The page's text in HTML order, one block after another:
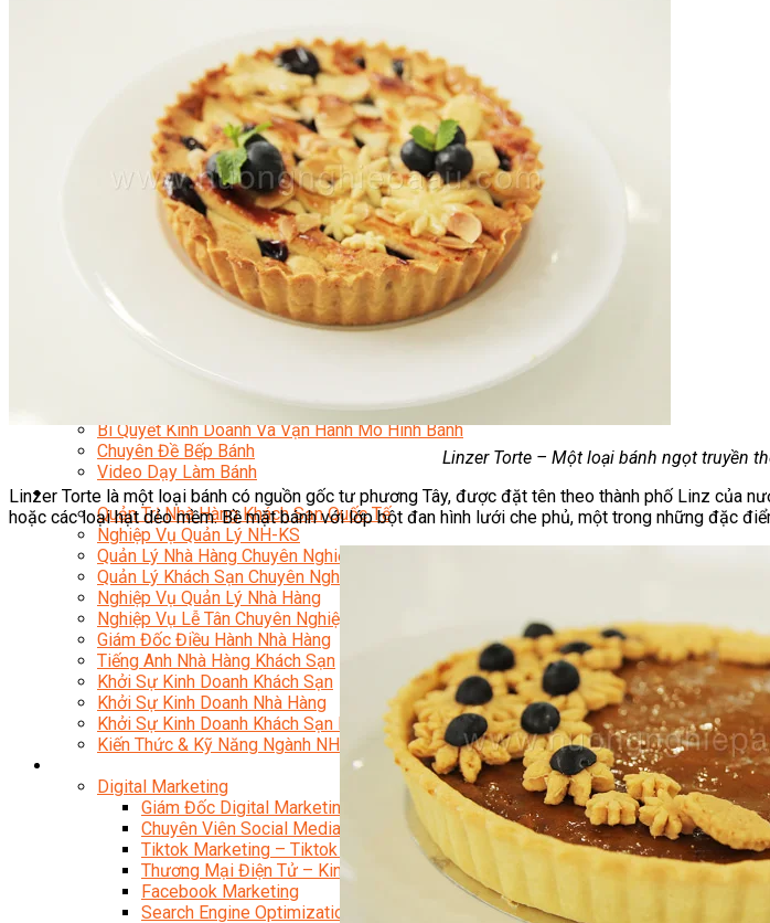
Kinh Doanh Chuỗi Và Nhượng Quyền
Tiếng Anh Chuyên Ngành Pha Chế
Học Làm Kem
Học Pha Chế Trà Sữa
Chuyên Đề Pha Chế
Video Dạy Pha Chế
Nghiệp Vụ Bếp Trưởng Bếp Bánh
Nghiệp Vụ Bếp Bánh Quốc Tế
Nghiệp Vụ Quản Lý Bếp Bánh
Nghiệp Vụ Bánh Kem
Bánh Nhật
Bánh Mì Nâng Cao
Bánh Đài Loan
Bánh Kinh Doanh
Handmade Mini Cake
Bí Quyết Kinh Doanh Và Vận Hành Mô Hình Bánh
Chuyên Đề Bếp Bánh
Video Dạy Làm Bánh
Quản Trị NHKS
Quản Trị Nhà Hàng Khách Sạn Quốc Tế
Nghiệp Vụ Quản Lý NH-KS
Quản Lý Nhà Hàng Chuyên Nghiệp
Quản Lý Khách Sạn Chuyên Nghiệp
Nghiệp Vụ Quản Lý Nhà Hàng
Nghiệp Vụ Lễ Tân Chuyên Nghiệp
Giám Đốc Điều Hành Nhà Hàng
Tiếng Anh Nhà Hàng Khách Sạn
Khởi Sự Kinh Doanh Khách Sạn
Khởi Sự Kinh Doanh Nhà Hàng
Khởi Sự Kinh Doanh Khách Sạn Mini – Homestay – AirBnB
Kiến Thức & Kỹ Năng Ngành NH – KS
Digital Marketing
Giám Đốc Digital Marketing
Chuyên Viên Social Media
Tiktok Marketing – Tiktok Ads
Thương Mại Điện Tử – Kinh Doanh Thực Chiến Trên Shopee
Facebook Marketing
Search Engine Optimization (SEO)
Linzer Torte – Một loại bánh ngọt truyền
Linzer Torte là một loại bánh có nguồn gốc tư phương Tây, được đặt tên theo thành phố Linz của
hoặc các loại hạt dẻo mềm. Bề mặt bánh với lớp bột đan hình lưới che phủ, một trong những đặc